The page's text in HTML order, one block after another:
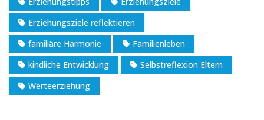
Erziehungsziele reflektieren
familiäre Harmonie
Familienleben
kindliche Entwicklung
Selbstreflexion Eltern
Werteerziehung